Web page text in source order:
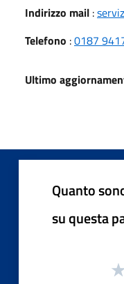
Indirizzo mail :
Telefono :0187
Ultimo
Quanto
su questa